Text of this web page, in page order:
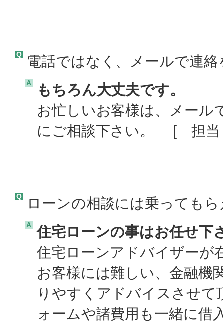
Q 電話ではなく、メールで連
A
もちろん大丈夫です。
お忙しいお客様は、メール
にご相談下さい。 [
Q ローンの相談には乗っても
A
住宅ローンの事はお任せ下
住宅ローンアドバイザーが
お客様には難しい、金融機
りやすくアドバイスさせ
ォームや諸費用も一緒に借